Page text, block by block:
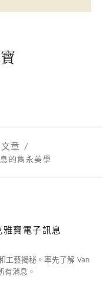
文章
的雋永美學
雅寶電子訊息
工藝揭秘。率先了解 Van
有消息。